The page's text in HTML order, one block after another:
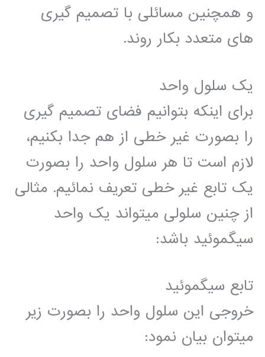
و همچنین مسائلی با تصمیم گیری
های متعدد بکار روند.
یک سلول واحد
برای اینکه بتوانیم فضای تصمیم گیری
را بصورت غیر خطی از هم جدا بکنیم،
لازم است تا هر سلول واحد را بصورت
یک تابع غیر خطی تعریف نمائیم. مثالی
از چنین سلولی میتواند یک واحد
سیگموئید باشد:
تابع سیگموئید
خروجی این سلول واحد را بصورت زیر
میتوان بیان نمود: